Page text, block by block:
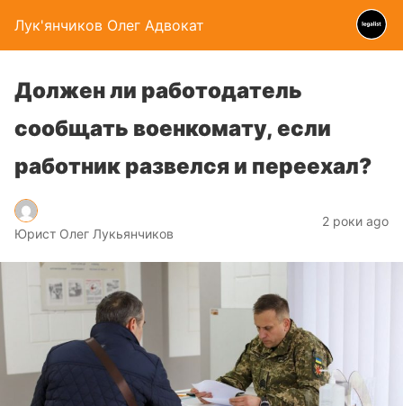
Лук'янчиков Олег Адвокат
Должен ли работодатель
сообщать военкомату, если
работник развелся и переехал?
Юрист Олег Лукьянчиков
2 роки ago